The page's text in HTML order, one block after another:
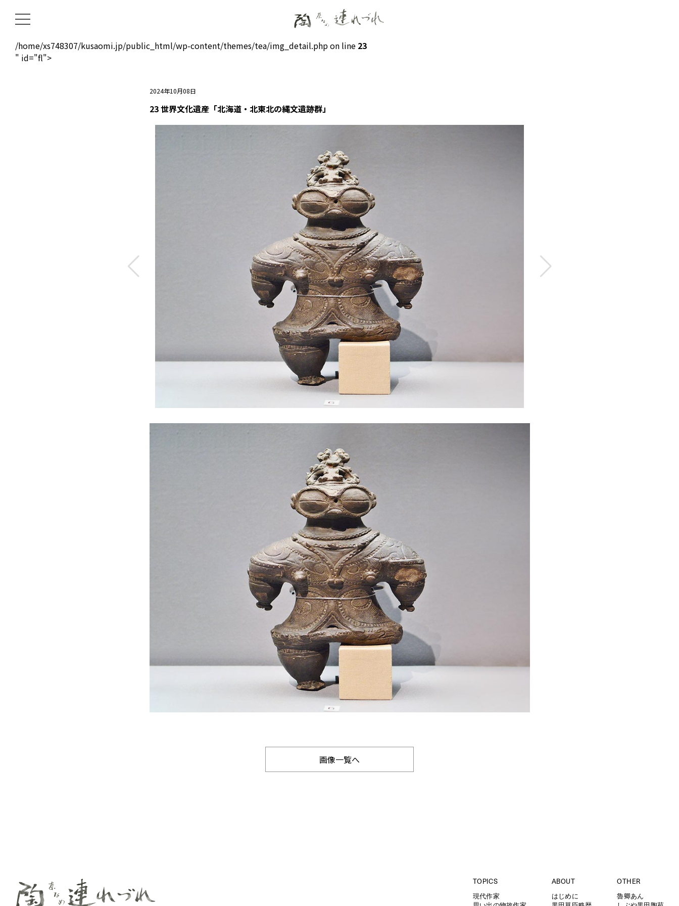
/home/xs748307/kusaomi.jp/public_html/wp-content/themes/tea/img_detail.php on line 23
" id="fl">
2024年10月08日
23 世界文化遺産「北海道・北東北の縄文遺跡群」
画像一覧へ
TOPICS
現代作家
ABOUT
はじめに
OTHER
魯卿あん